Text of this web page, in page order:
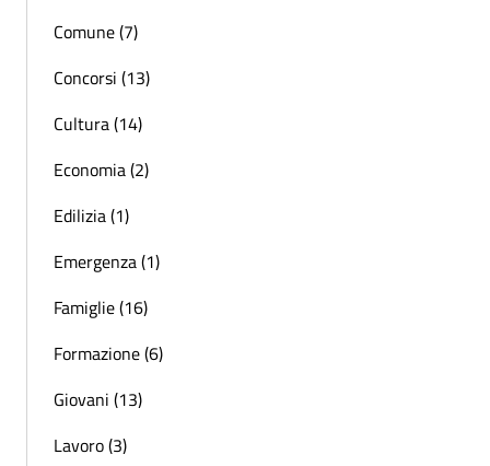
Comune (7)
Concorsi (13)
Cultura (14)
Economia (2)
Edilizia (1)
Emergenza (1)
Famiglie (16)
Formazione (6)
Giovani (13)
Lavoro (3)